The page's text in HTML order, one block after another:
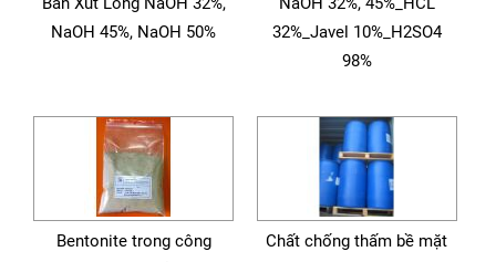
NaOH 45%, NaOH 50%
32%_Javel 10%_H2SO4
98%
Bentonite trong công
Chất chống thấm bề mặt